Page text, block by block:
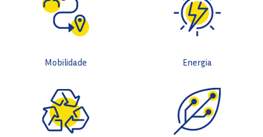
Mobilidade Energia